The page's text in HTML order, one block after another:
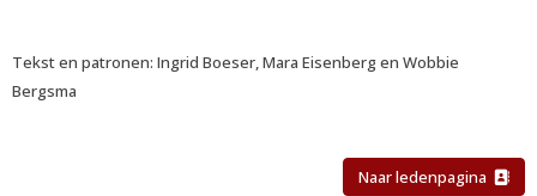
Tekst en patronen: Ingrid Boeser, Mara Eisenberg en Wobbie
Bergsma
Naar ledenpagina